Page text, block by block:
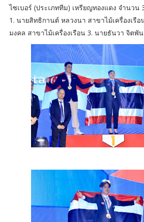
ไซเบอร์ (ประเภททีม) เหรียญทองแดง จำนวน
1. นายสิทธิกานต์ หลวงนา สาขาไม้เครื่องเรือ
มงคล สาขาไม้เครื่องเรือน 3. นายธันวา จิตพั